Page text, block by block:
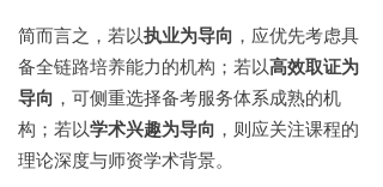
简而言之，若以执业为导向 ，应优先考虑具
备全链路培养能力的机构；若以高效取证为
导向 ，可侧重选择备考服务体系成熟的机
构；若以学术兴趣为导向 ，则应关注课程的
理论深度与师资学术背景。